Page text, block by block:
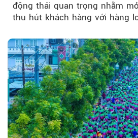
động thái quan trọng nhằm
thu hút khách hàng với hàng